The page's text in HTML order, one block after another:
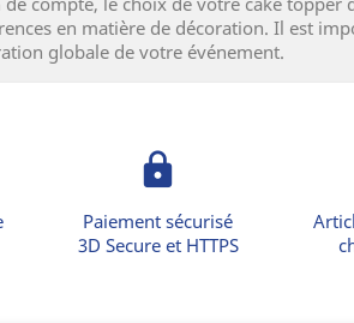
en matière de décoration. Il est
globale de votre événement.
lock
Paiement sécurisé
3D Secure et HTTPS